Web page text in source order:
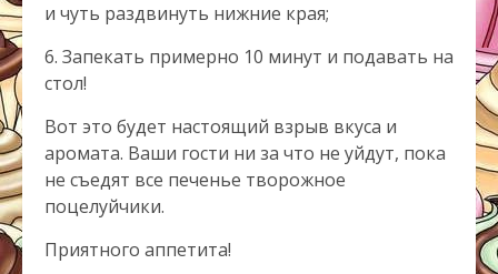
и чуть раздвинуть нижние края;
6. Запекать примерно 10 минут и подавать на
стол!
Вот это будет настоящий взрыв вкуса и
аромата. Ваши гости ни за что не уйдут, пока
не съедят все печенье творожное
поцелуйчики.
Приятного аппетита!